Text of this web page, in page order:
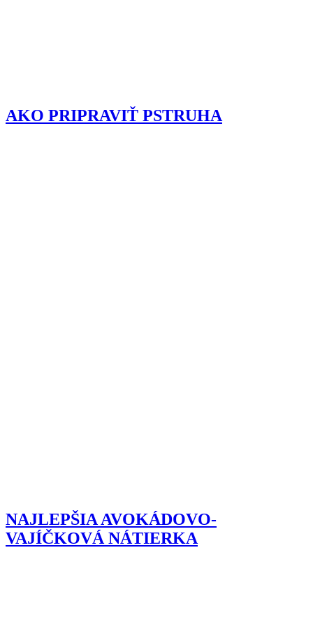
AKO PRIPRAVIŤ PSTRUHA
NAJLEPŠIA AVOKÁDOVO-
VAJÍČKOVÁ NÁTIERKA